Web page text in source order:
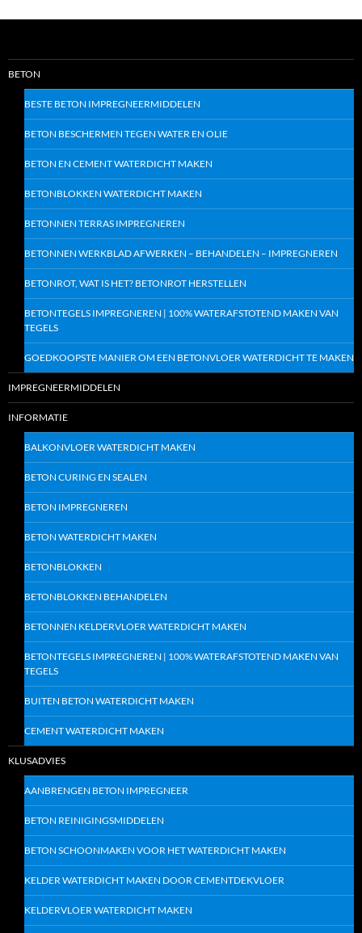
BETON
BESTE BETON IMPREGNEERMIDDELEN
BETON BESCHERMEN TEGEN WATER EN OLIE
BETON EN CEMENT WATERDICHT MAKEN
BETONBLOKKEN WATERDICHT MAKEN
BETONNEN TERRAS IMPREGNEREN
BETONNEN WERKBLAD AFWERKEN – BEHANDELEN – IMPREGNEREN
BETONROT, WAT IS HET? BETONROT HERSTELLEN
BETONTEGELS IMPREGNEREN | 100% WATERAFSTOTEND MAKEN VAN
TEGELS
GOEDKOOPSTE MANIER OM EEN BETONVLOER WATERDICHT TE MAKEN
IMPREGNEERMIDDELEN
INFORMATIE
BALKONVLOER WATERDICHT MAKEN
BETON CURING EN SEALEN
BETON IMPREGNEREN
BETON WATERDICHT MAKEN
BETONBLOKKEN
BETONBLOKKEN BEHANDELEN
BETONNEN KELDERVLOER WATERDICHT MAKEN
BETONTEGELS IMPREGNEREN | 100% WATERAFSTOTEND MAKEN VAN
TEGELS
BUITEN BETON WATERDICHT MAKEN
CEMENT WATERDICHT MAKEN
KLUSADVIES
AANBRENGEN BETON IMPREGNEER
BETON REINIGINGSMIDDELEN
BETON SCHOONMAKEN VOOR HET WATERDICHT MAKEN
KELDER WATERDICHT MAKEN DOOR CEMENTDEKVLOER
KELDERVLOER WATERDICHT MAKEN